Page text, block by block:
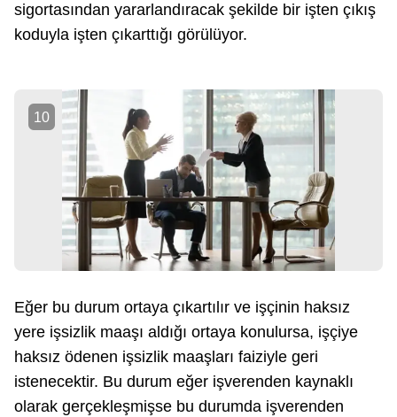
sigortasından yararlandıracak şekilde bir işten çıkış
koduyla işten çıkarttığı görülüyor.
10
Eğer bu durum ortaya çıkartılır ve işçinin haksız
yere işsizlik maaşı aldığı ortaya konulursa, işçiye
haksız ödenen işsizlik maaşları faiziyle geri
istenecektir. Bu durum eğer işverenden kaynaklı
olarak gerçekleşmişse bu durumda işverenden